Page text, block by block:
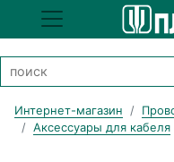
Интернет-магазин
Аксессуары для кабеля